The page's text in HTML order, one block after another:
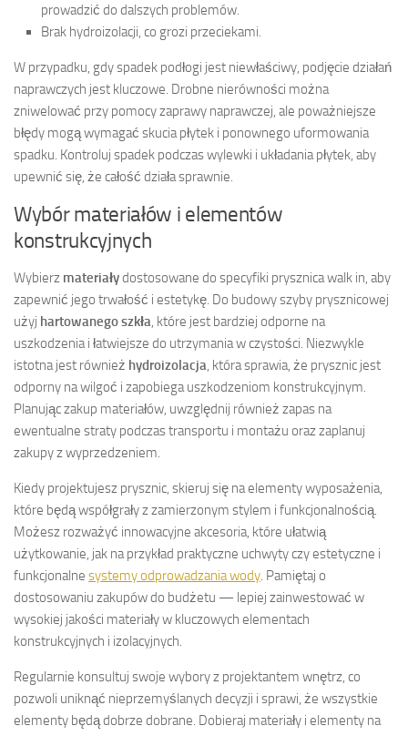
prowadzić do dalszych problemów.
Brak hydroizolacji, co grozi przeciekami.
W przypadku, gdy spadek podłogi jest niewłaściwy, podjęcie działań
naprawczych jest kluczowe. Drobne nierówności można
zniwelować przy pomocy zaprawy naprawczej, ale poważniejsze
błędy mogą wymagać skucia płytek i ponownego uformowania
spadku. Kontroluj spadek podczas wylewki i układania płytek, aby
upewnić się, że całość działa sprawnie.
Wybór materiałów i elementów
konstrukcyjnych
Wybierz materiałydostosowane do specyfiki prysznica walk in, aby
zapewnić jego trwałość i estetykę. Do budowy szyby prysznicowej
użyj hartowanego szkła , które jest bardziej odporne na
uszkodzenia i łatwiejsze do utrzymania w czystości. Niezwykle
istotna jest również hydroizolacja , która sprawia, że prysznic jest
odporny na wilgoć i zapobiega uszkodzeniom konstrukcyjnym.
Planując zakup materiałów, uwzględnij również zapas na
ewentualne straty podczas transportu i montażu oraz zaplanuj
zakupy z wyprzedzeniem.
Kiedy projektujesz prysznic, skieruj się na elementy wyposażenia,
które będą współgrały z zamierzonym stylem i funkcjonalnością.
Możesz rozważyć innowacyjne akcesoria, które ułatwią
użytkowanie, jak na przykład praktyczne uchwyty czy estetyczne i
funkcjonalne systemy odprowadzania wody . Pamiętaj o
dostosowaniu zakupów do budżetu — lepiej zainwestować w
wysokiej jakości materiały w kluczowych elementach
konstrukcyjnych i izolacyjnych.
Regularnie konsultuj swoje wybory z projektantem wnętrz, co
pozwoli uniknąć nieprzemyślanych decyzji i sprawi, że wszystkie
elementy będą dobrze dobrane. Dobieraj materiały i elementy na